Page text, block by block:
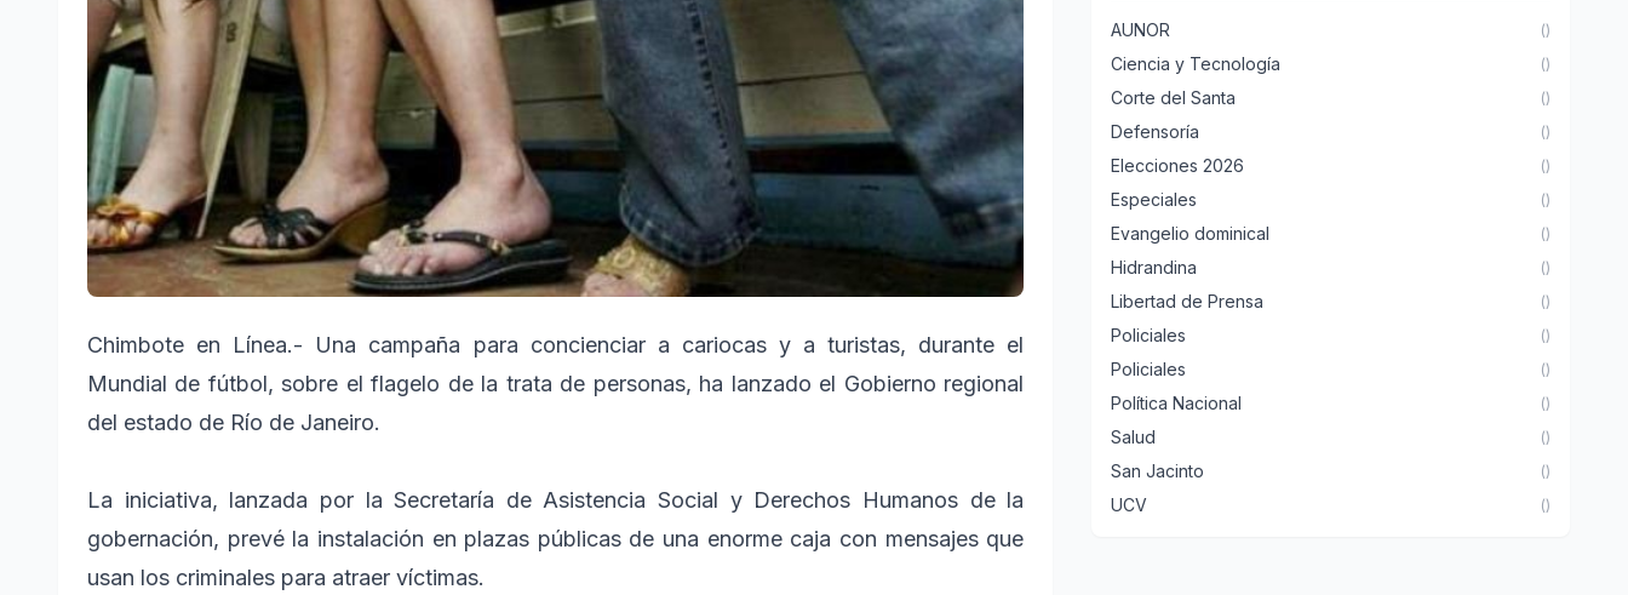
Chimbote en Línea.- Una campaña para concienciar a cariocas y a turistas, durante el
Mundial de fútbol, sobre el flagelo de la trata de personas, ha lanzado el Gobierno regional
del estado de Río de Janeiro.
La iniciativa, lanzada por la Secretaría de Asistencia Social y Derechos Humanos de la
gobernación, prevé la instalación en plazas públicas de una enorme caja con mensajes que
usan los criminales para atraer víctimas.
AUNOR ()
Ciencia y Tecnología ()
Corte del Santa ()
Defensoría ()
Elecciones 2026 ()
Especiales ()
Evangelio dominical ()
Hidrandina ()
Libertad de Prensa ()
Policiales ()
Policiales ()
Política Nacional ()
Salud ()
San Jacinto ()
UCV ()